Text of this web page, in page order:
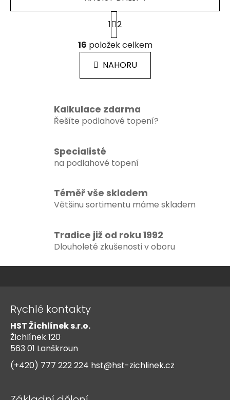
O
v
l
á
d
c
í
p
k
y
ý
p
s
u
S
t
r
á
n
k
í
1 2
16 položek celkem
NAHORU
Kalkulace zdarma
Řešíte podlahové topení?
Specialisté
na podlahové topení
Téměř vše skladem
Většinu sortimentu máme skladem
Tradice již od roku 1992
Dlouholeté zkušenosti v oboru
Rychlé kontakty
HST Žichlínek s.r.o.
Žichlínek 120
563 01 Lanškroun
(+420) 777 222 224 hst@hst-zichlinek.cz